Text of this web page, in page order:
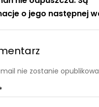
o jego następnej
nie zostanie